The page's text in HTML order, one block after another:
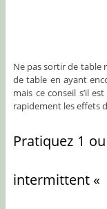
Ne pas sortir de table
de table en ayant
mais ce conseil s’il
rapidement les effets
Pratiquez 1
intermittent «